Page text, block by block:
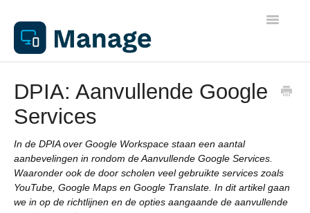
Toggle
Algemene informatie
Netwerken
Beheer
DPIA: Aanvullende Google
Services
In de DPIA over Google Workspace staan een aantal
aanbevelingen in rondom de Aanvullende Google Services.
Waaronder ook de door scholen veel gebruikte services zoals
YouTube, Google Maps en Google Translate. In dit artikel gaan
we in op de richtlijnen en de opties aangaande de aanvullende